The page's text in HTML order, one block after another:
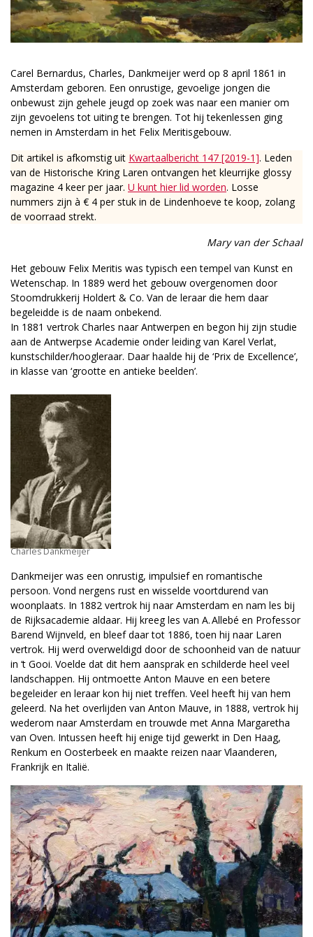
Carel Bernardus, Charles, Dankmeijer werd op 8 april 1861 in
Amsterdam geboren. Een onrustige, gevoelige jongen die
onbewust zijn gehele jeugd op zoek was naar een manier om
zijn gevoelens tot uiting te brengen. Tot hij tekenlessen ging
nemen in Amsterdam in het Felix Meritisgebouw.
Dit artikel is afkomstig uit Kwartaalbericht 147 [2019-1]. Leden
van de Historische Kring Laren ontvangen het kleurrijke glossy
magazine 4 keer per jaar. U kunt hier lid worden. Losse
nummers zijn à € 4 per stuk in de Lindenhoeve te koop, zolang
de voorraad strekt.
Mary van der Schaal
Het gebouw Felix Meritis was typisch een tempel van Kunst en
Wetenschap. In 1889 werd het gebouw overgenomen door
Stoomdrukkerij Holdert & Co. Van de leraar die hem daar
begeleidde is de naam onbekend.
In 1881 vertrok Charles naar Antwerpen en begon hij zijn studie
aan de Antwerpse Academie onder leiding van Karel Verlat,
kunstschilder/hoogleraar. Daar haalde hij de ‘Prix de Excellence’,
in klasse van ‘grootte en antieke beelden’.
Charles Dankmeijer
Dankmeijer was een onrustig, impulsief en romantische
persoon. Vond nergens rust en wisselde voortdurend van
woonplaats. In 1882 vertrok hij naar Amsterdam en nam les bij
de Rijksacademie aldaar. Hij kreeg les van A. Allebé en Professor
Barend Wijnveld, en bleef daar tot 1886, toen hij naar Laren
vertrok. Hij werd overweldigd door de schoonheid van de natuur
in ‘t Gooi. Voelde dat dit hem aansprak en schilderde heel veel
landschappen. Hij ontmoette Anton Mauve en een betere
begeleider en leraar kon hij niet treffen. Veel heeft hij van hem
geleerd. Na het overlijden van Anton Mauve, in 1888, vertrok hij
wederom naar Amsterdam en trouwde met Anna Margaretha
van Oven. Intussen heeft hij enige tijd gewerkt in Den Haag,
Renkum en Oosterbeek en maakte reizen naar Vlaanderen,
Frankrijk en Italië.